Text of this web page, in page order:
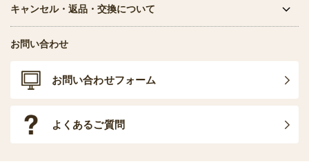
キャンセル・返品・交換について
お問い合わせ
お問い合わせフォーム
よくあるご質問